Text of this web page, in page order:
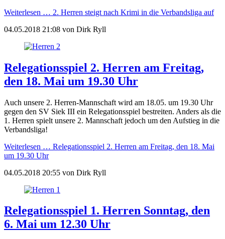
Weiterlesen … 2. Herren steigt nach Krimi in die Verbandsliga auf
04.05.2018 21:08 von Dirk Ryll
Relegationsspiel 2. Herren am Freitag,
den 18. Mai um 19.30 Uhr
Auch unsere 2. Herren-Mannschaft wird am 18.05. um 19.30 Uhr
gegen den SV Siek III ein Relegationsspiel bestreiten. Anders als die
1. Herren spielt unsere 2. Mannschaft jedoch um den Aufstieg in die
Verbandsliga!
Weiterlesen … Relegationsspiel 2. Herren am Freitag, den 18. Mai
um 19.30 Uhr
04.05.2018 20:55 von Dirk Ryll
Relegationsspiel 1. Herren Sonntag, den
6. Mai um 12.30 Uhr